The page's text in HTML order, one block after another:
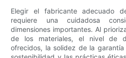
Elegir el fabricante adecuado
requiere una cuidadosa
dimensiones importantes. Al
de los materiales, el nivel de
ofrecidos, la solidez de la